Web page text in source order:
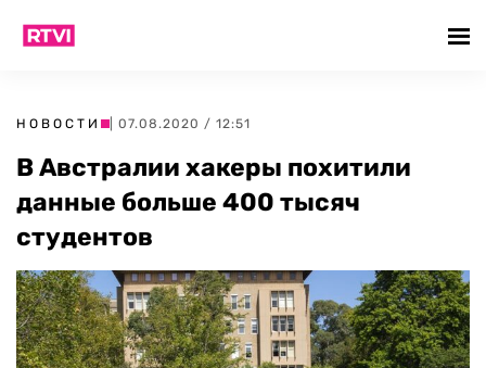
НОВОСТИ | 07.08.2020 / 12:51
В Австралии хакеры похитили
данные больше 400 тысяч
студентов